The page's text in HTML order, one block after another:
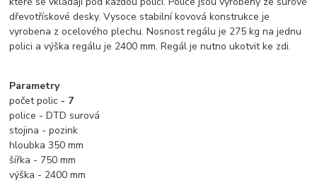
dřevotřískové desky. Vysoce stabilní kovová konstrukce je
vyrobena z ocelového plechu.Nosnost regálu je 275 kg na jednu
polici a výška regálu je 2400 mm. Regál je nutno ukotvit ke zdi.
Parametry
počet polic - 7
police - DTD surová
stojina - pozink
hloubka 350 mm
šířka - 750 mm
výška - 2400 mm